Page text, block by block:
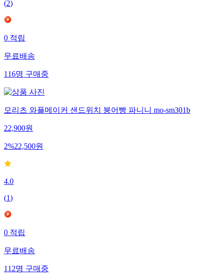
(2)
0적립
무료배송
116명구매중
모리츠 와플메이커 샌드위치 붕어빵 파니니 mo-sm301b
22,900원
2%22,500원
4.0
(1)
0적립
무료배송
112명구매중